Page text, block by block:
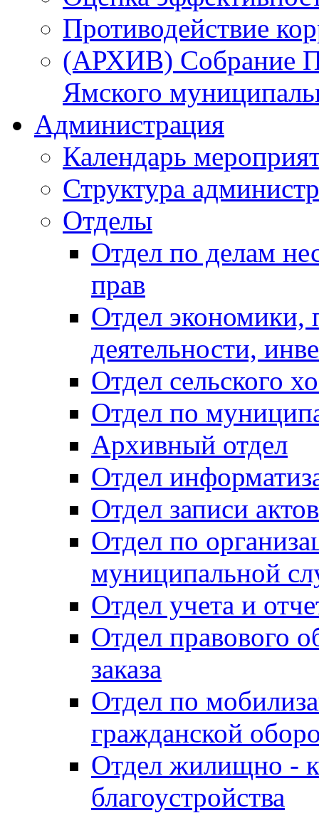
Противодействие
(АРХИВ) Собрание
Ямского
Администрация
Календарь
Структура
Отделы
Отдел по делам
прав
Отдел экономики,
деятельности,
Отдел сельского
Отдел по
Архивный отдел
Отдел
Отдел записи
Отдел по
муниципальной
Отдел учета и
Отдел правового
заказа
Отдел по
гражданской
Отдел жилищно -
благоустройства